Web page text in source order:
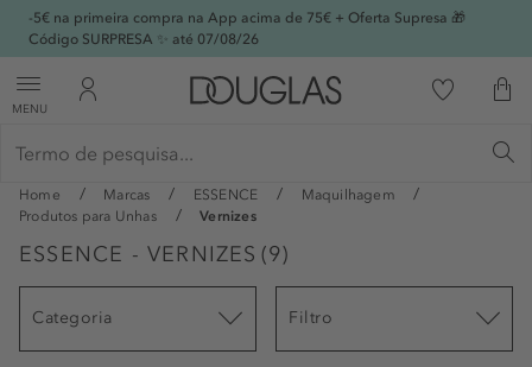
-5€ na primeira compra na App acima de 75€ + Oferta Supresa 🎁
Código SURPRESA ✨ até 07/08/26
MENU
Home Marcas ESSENCE
Maquilhagem
Produtos para Unhas
Vernizes
ESSENCE - VERNIZES (9)
Categoria Filtro